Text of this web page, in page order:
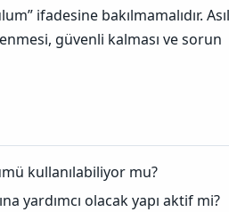
ifadesine bakılmamalıdır. Asıl
güvenli kalması ve sorun
kullanılabiliyor mu?
yardımcı olacak yapı aktif mi?